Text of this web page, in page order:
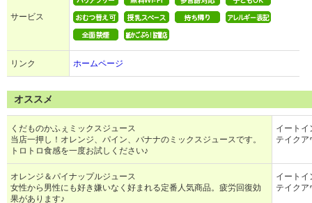
サービス
リンク ホームページ
オススメ
くだものかふぇミックスジュース
当店一押し！オレンジ、パイン、バナナのミックスジュースです。
トロトロ食感を一度お試しください♪
イートイ
テイクア
オレンジ＆パイナップルジュース
女性から男性にも好き嫌いなく好まれる定番人気商品。疲労回復効
果があります♪
イートイ
テイクア